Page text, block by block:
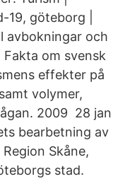
göteborg |
avbokningar och
om svensk
effekter på
volymer,
2009 28 jan
bearbetning av
Skåne,
stad.